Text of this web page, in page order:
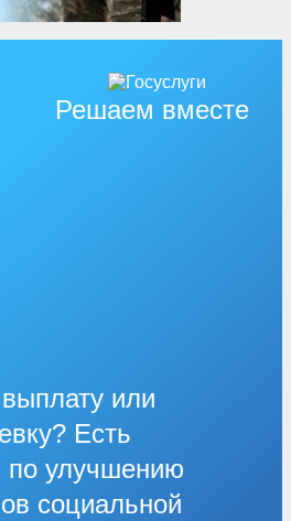
Решаем вместе
или
Есть
по улучшению
социальной